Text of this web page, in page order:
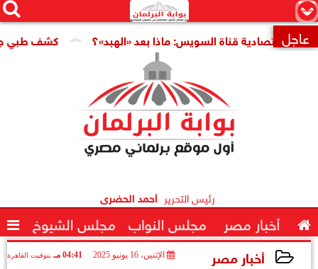
×


 عاجل كشف طبي جديد قناة السويس: ماذا بعد «الهبد»؟
رئيس التحرير أحمد الحضرى
 أخبار مصر مجلس النواب مجلس الشيوخ 
أخبار مصر الإثنين، 16 يونيو 2025 04:41 مـ بتوقيت القاهرة